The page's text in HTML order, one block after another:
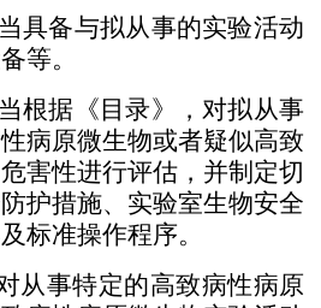
具备与拟从事的实验活动
等。
根据《目录》，对拟从事
病原微生物或者疑似高致
害性进行评估，并制定切
护措施、实验室生物安全
标准操作程序。
从事特定的高致病性病原